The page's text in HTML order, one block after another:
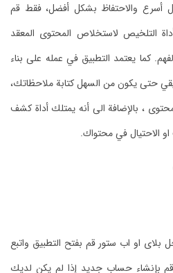
أسرع والاحتفاظ بشكل أفضل، فقط قم
التلخيص لاستخلاص المحتوى المعقد
كما يعتمد التطبيق في عمله على بناء
حتى يكون من السهل كتابة ملاحظاتك،
، بالإضافة الى أنه يمتلك أداة كشف
الاحتيال في محتواك.
او اب ستور قم بفتح التطبيق واتبع
بإنشاء حساب جديد إذا لم يكن لديك